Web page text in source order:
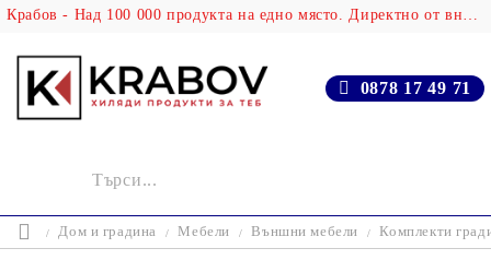
Крабов - Над 100 000 продукта на едно място. Директно от вносителя!
0878 17 49 71
Дом и градина Мебели Външни мебели Комплекти